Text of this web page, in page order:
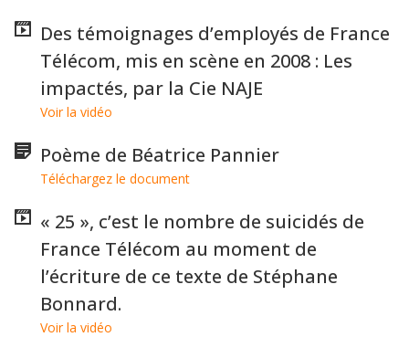
Des témoignages d’employés de France
Télécom, mis en scène en 2008 : Les
impactés, par la Cie NAJE
Voir la vidéo
Poème de Béatrice Pannier
Téléchargez le document
« 25 », c’est le nombre de suicidés de
France Télécom au moment de
l’écriture de ce texte de Stéphane
Bonnard.
Voir la vidéo